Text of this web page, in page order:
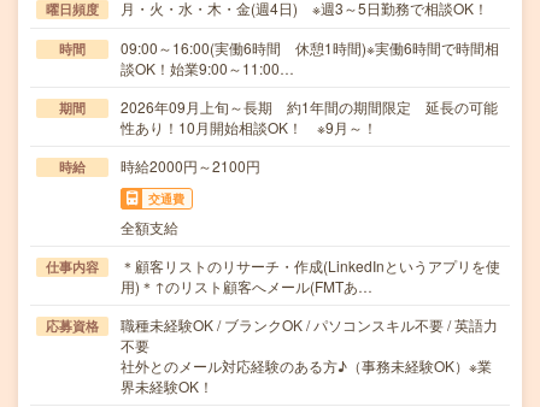
曜日頻度 月・火・水・木・金(週4日) ※週3～5日勤務で相談OK！
時間
09:00～16:00(実働6時間 休憩1時間)※実働6時間で時間相
談OK！始業9:00～11:00…
期間
2026年09月上旬～長期 約1年間の期間限定 延長の可能
性あり！10月開始相談OK！ ※9月～！
時給 時給2000円～2100円
交通費
全額支給
仕事内容
＊顧客リストのリサーチ・作成(LinkedInというアプリを使
用)＊↑のリスト顧客へメール(FMTあ…
応募資格
職種未経験OK / ブランクOK / パソコンスキル不要 / 英語力
不要
社外とのメール対応経験のある方♪（事務未経験OK）※業
界未経験OK！